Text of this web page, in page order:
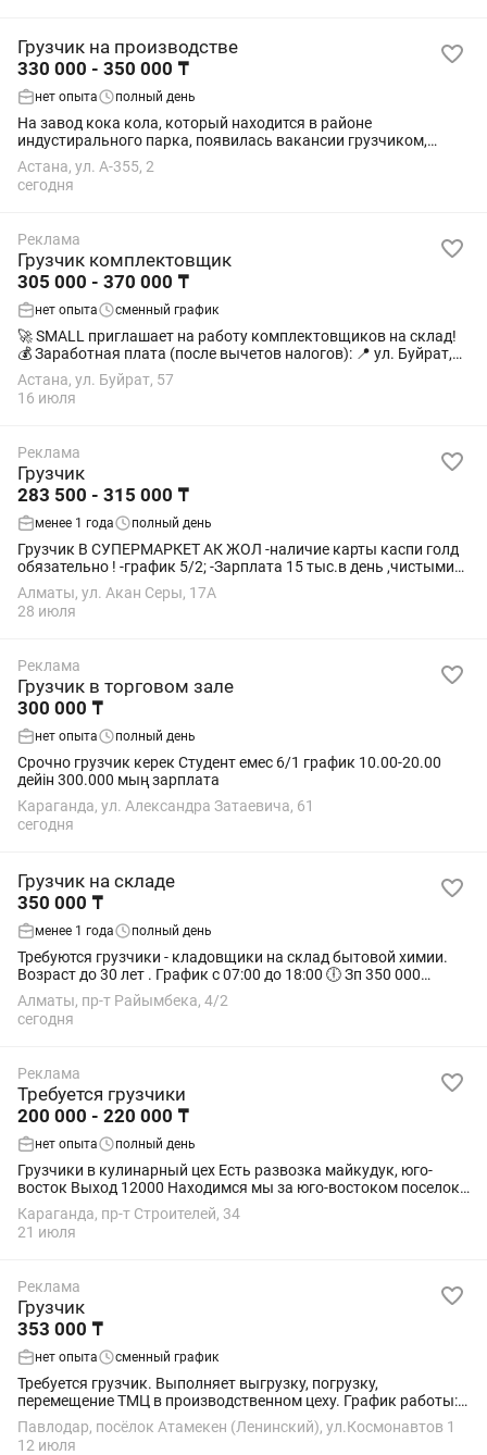
Грузчик на производстве
330 000 - 350 000 ₸
нет опыта полный день
На завод кока кола, который находится в районе
индустирального парка, появилась вакансии грузчиком,
шестидневка, смены разные, иногда есть переработка она
оплачивается отдельно, выход 12.000 в день,...
Астана, ул. А-355, 2
сегодня
Реклама
Грузчик комплектовщик
305 000 - 370 000 ₸
нет опыта сменный график
🚀 SMALL приглашает на работу комплектовщиков на склад!
💰 Заработная плата (после вычетов налогов): 📍 ул. Буйрат,
57 — 305 000 тг за 15 смен. 📍 ул. Акбидай, 8 (в 2ГИС — пер.
Кокшетау, 5) — 370...
Астана, ул. Буйрат, 57
16 июля
Реклама
Грузчик
283 500 - 315 000 ₸
менее 1 года полный день
Грузчик В СУПЕРМАРКЕТ АК ЖОЛ -наличие карты каспи голд
обязательно ! -график 5/2; -Зарплата 15 тыс.в день ,чистыми
на руки -Питание за счёт компании; НАХОДИМСЯ В РАЙОНЕ 1
АЛМАТЫ (АКАН СЕРЫ 17...
Алматы, ул. Акан Серы, 17А
28 июля
Реклама
Грузчик в торговом зале
300 000 ₸
нет опыта полный день
Срочно грузчик керек Студент емес 6/1 график 10.00-20.00
дейін 300.000 мың зарплата
Караганда, ул. Александра Затаевича, 61
сегодня
Грузчик на складе
350 000 ₸
менее 1 года полный день
Требуются грузчики - кладовщики на склад бытовой химии.
Возраст до 30 лет . График с 07:00 до 18:00 🕕 Зп 350 000
Завтрак , обед бесплатный Оплата ежемесячная! За смену не
платим ! Только на...
Алматы, пр-т Райымбека, 4/2
сегодня
Реклама
Требуется грузчики
200 000 - 220 000 ₸
нет опыта полный день
Грузчики в кулинарный цех Есть развозка майкудук, юго-
восток Выход 12000 Находимся мы за юго-востоком поселок
Уштобе бывший Энгельс
Караганда, пр-т Строителей, 34
21 июля
Реклама
Грузчик
353 000 ₸
нет опыта сменный график
Требуется грузчик. Выполняет выгрузку, погрузку,
перемещение ТМЦ в производственном цеху. График работы:
сменный (Д/Н/48; ДД/ВВ) Мы предоставляем: официальное
трудоустройство, соц.пакет, развозку...
Павлодар, посёлок Атамекен (Ленинский), ул.Космонавтов 1
12 июля